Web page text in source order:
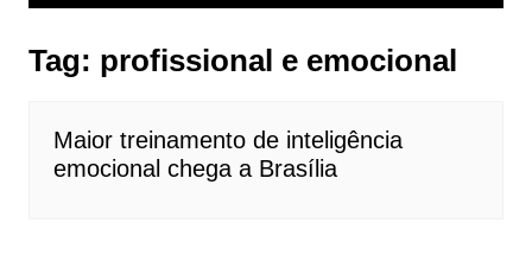
Tag: profissional e emocional
Maior treinamento de inteligência
emocional chega a Brasília